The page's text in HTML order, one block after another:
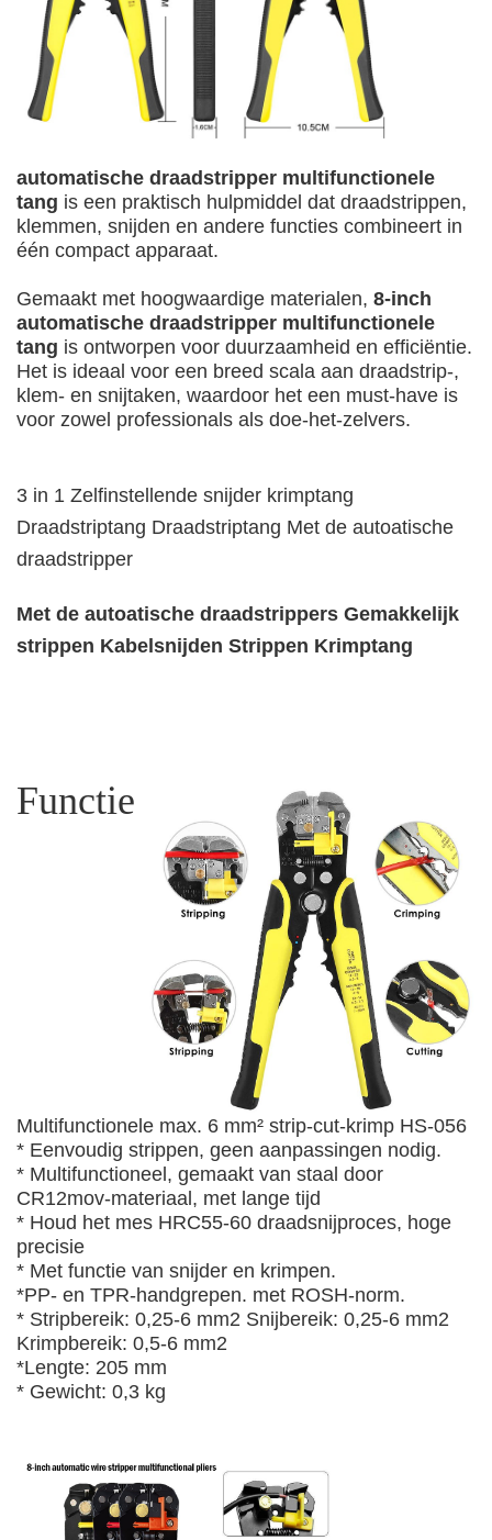
automatische draadstripper multifunctionele
tang is een praktisch hulpmiddel dat draadstrippen,
klemmen, snijden en andere functies combineert in
één compact apparaat.
Gemaakt met hoogwaardige materialen, 8-inch
automatische draadstripper multifunctionele
tang is ontworpen voor duurzaamheid en efficiëntie.
Het is ideaal voor een breed scala aan draadstrip-,
klem- en snijtaken, waardoor het een must-have is
voor zowel professionals als doe-het-zelvers.
3 in 1 Zelfinstellende snijder krimptang
Draadstriptang Draadstriptang Met de autoatische
draadstripper
Met de autoatische draadstrippers Gemakkelijk
strippen Kabelsnijden Strippen Krimptang
Functie
Multifunctionele max. 6 mm² strip-cut-krimp HS-056
* Eenvoudig strippen, geen aanpassingen nodig.
* Multifunctioneel, gemaakt van staal door
CR12mov-materiaal, met lange tijd
* Houd het mes HRC55-60 draadsnijproces, hoge
precisie
* Met functie van snijder en krimpen.
*PP- en TPR-handgrepen. met ROSH-norm.
* Stripbereik: 0,25-6 mm2 Snijbereik: 0,25-6 mm2
Krimpbereik: 0,5-6 mm2
*Lengte: 205 mm
* Gewicht: 0,3 kg